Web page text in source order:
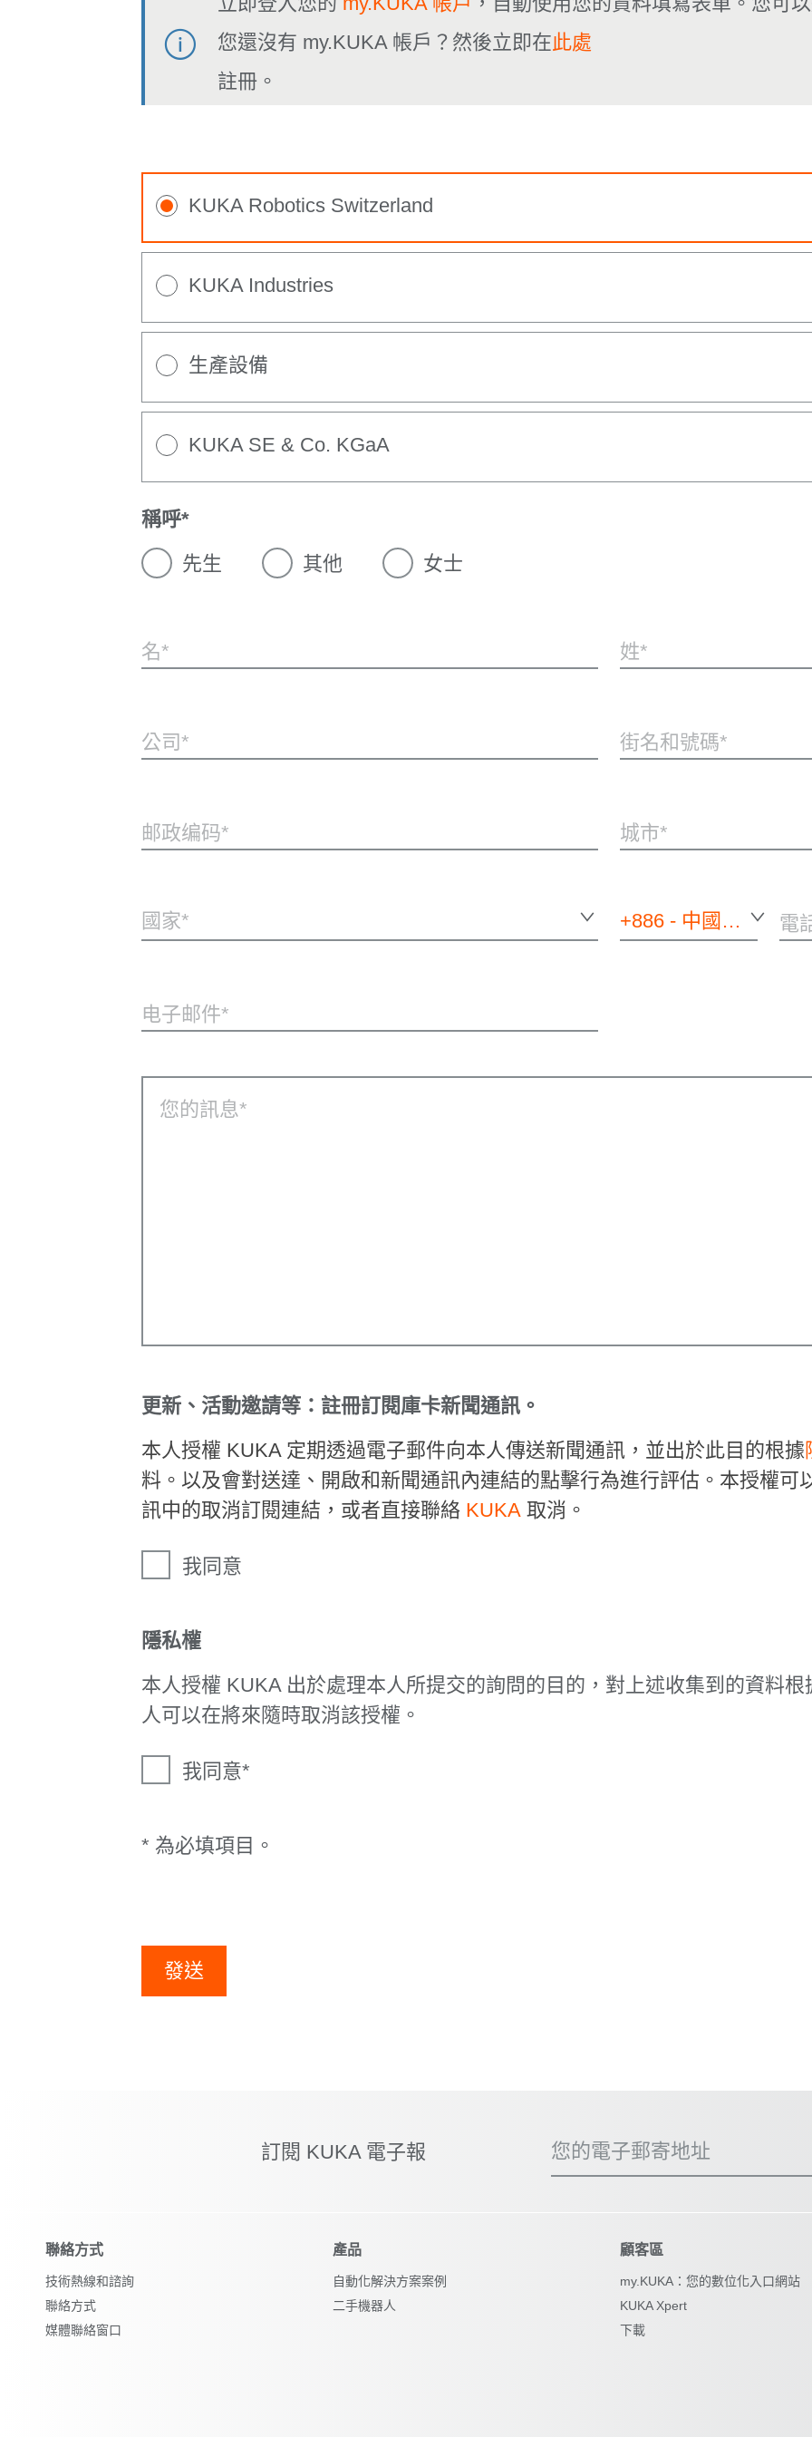
您還沒有 my.KUKA 帳戶？然後立即在此處
註冊。
KUKA Robotics Switzerland
KUKA Industries
生產設備
KUKA SE & Co. KGaA
稱呼
先生
其他 女士
名 姓
公司 街名和號碼
邮政编码 城市
國家* +886 - 中國台灣 電
电子邮件
您的訊息
更新、活動邀請等：註冊訂閱庫卡新聞通訊。
本人授權 KUKA 定期透過電子郵件向本人傳送新聞通訊，並出於此目的根據
料。以及會對送達、開啟和新聞通訊內連結的點擊行為進行評估。本授權可
訊中的取消訂閱連結，或者直接聯絡 KUKA取消。
我同意
隱私權
本人授權 KUKA 出於處理本人所提交的詢問的目的，對上述收集到的資料根
人可以在將來隨時取消該授權。
我同意
* 為必填項目。
發送
訂閱 KUKA 電子報 您的電子郵寄地址
聯絡方式
技術熱線和諮詢
聯絡方式
媒體聯絡窗口
產品
自動化解決方案案例
二手機器人
顧客區
my.KUKA：您的數位化入口網站
KUKA Xpert
下載